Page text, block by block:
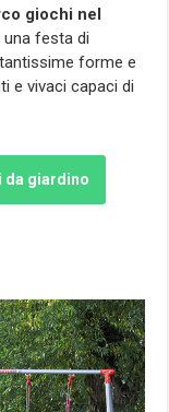
giochi nel
festa di
forme e
e vivaci capaci di
da giardino